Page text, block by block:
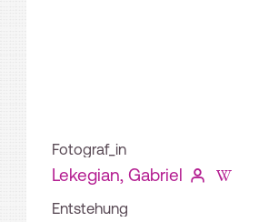
Fotograf_in
Lekegian, Gabriel
Entstehung